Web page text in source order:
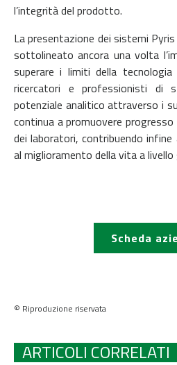
l’integrità del prodotto.
La presentazione dei sistemi
sottolineato ancora una volta
superare i limiti della tecnologia
ricercatori e professionisti di
potenziale analitico attraverso i
continua a promuovere
dei laboratori, contribuendo
al miglioramento della vita a livello
Scheda
© Riproduzione riservata
ARTICOLI CORRELATI